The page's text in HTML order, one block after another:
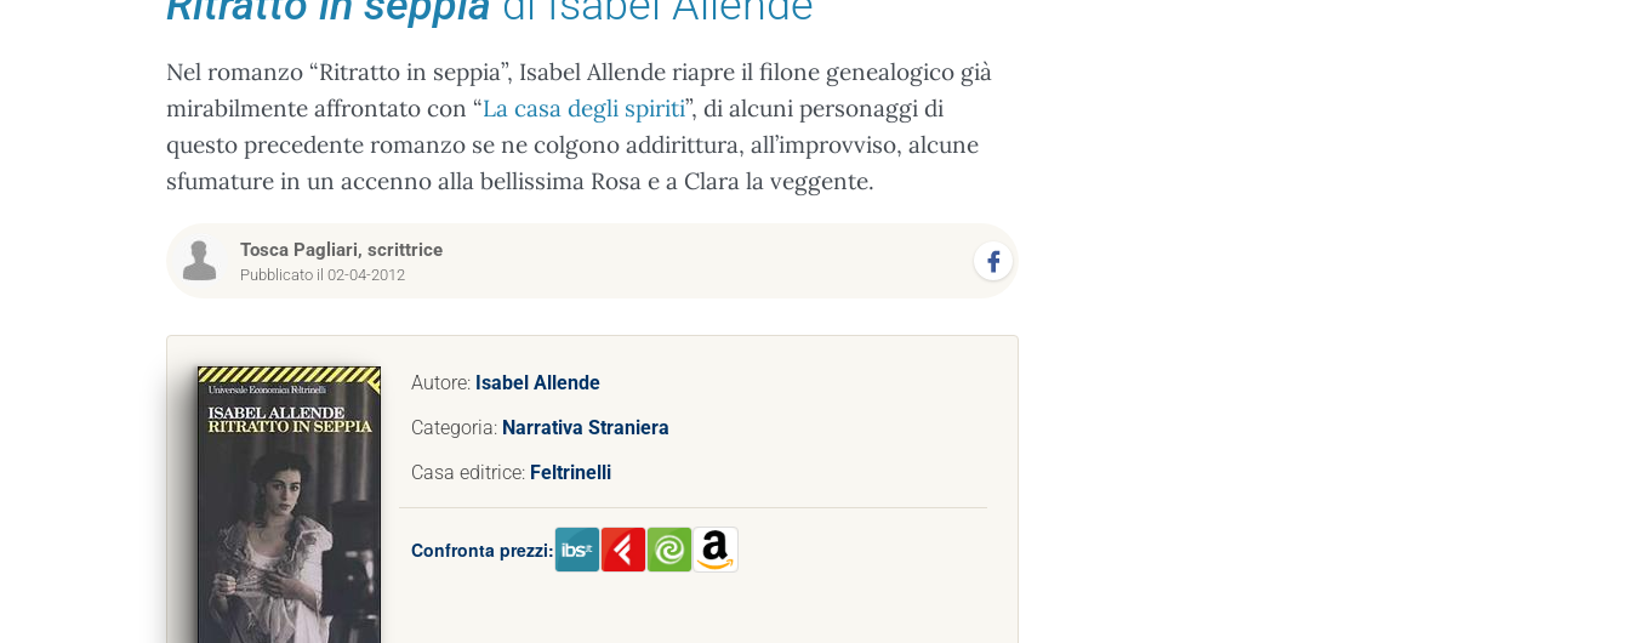
Nel romanzo “Ritratto in seppia”, Isabel Allende riapre il filone genealogico già
mirabilmente affrontato con “La casa degli spiriti”, di alcuni personaggi di
questo precedente romanzo se ne colgono addirittura, all’improvviso, alcune
sfumature in un accenno alla bellissima Rosa e a Clara la veggente.
Tosca Pagliari, scrittrice
Pubblicato il 02-04-2012
Autore: Isabel Allende
Categoria: Narrativa Straniera
Casa editrice: Feltrinelli
Confronta prezzi: